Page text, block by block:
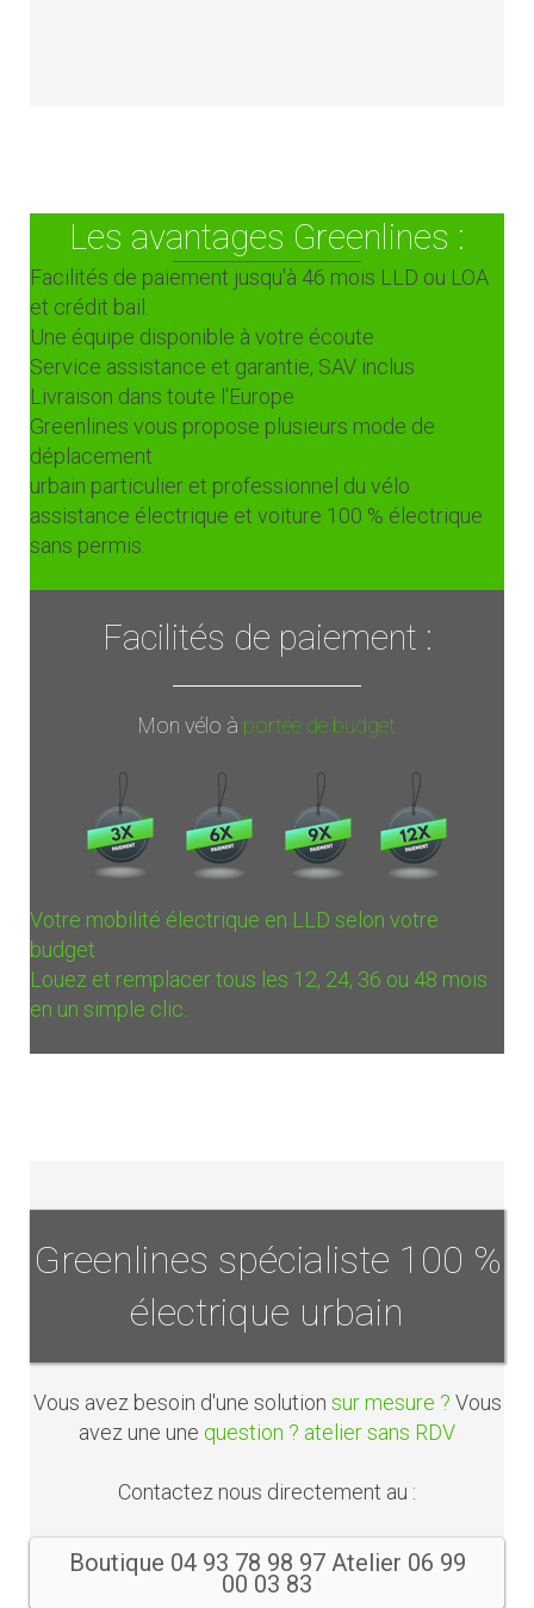
Les avantages Greenlines :
Facilités de paiement jusqu'à 46 mois LLD ou LOA
et crédit bail.
Une équipe disponible à votre écoute
Service assistance et garantie, SAV inclus
Livraison dans toute l'Europe
Greenlines vous propose plusieurs mode de
déplacement
urbain particulier et professionnel du vélo
assistance électrique et voiture 100 % électrique
sans permis.
Facilités de paiement :
Mon vélo à portée de budget
Votre mobilité électrique en LLD selon votre
budget
Louez et remplacer tous les 12, 24, 36 ou 48 mois
en un simple clic.
Greenlines spécialiste 100 %
électrique urbain
Vous avez besoin d'une solution sur mesure ? Vous
avez une une question ? atelier sans RDV
Contactez nous directement au :
Boutique 04 93 78 98 97 Atelier 06 99
00 03 83